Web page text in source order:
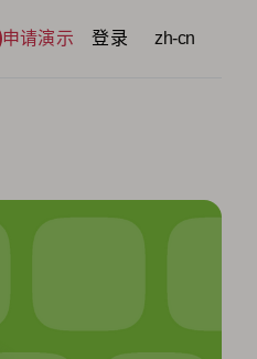
申请演示 登录 语言
zh-cn